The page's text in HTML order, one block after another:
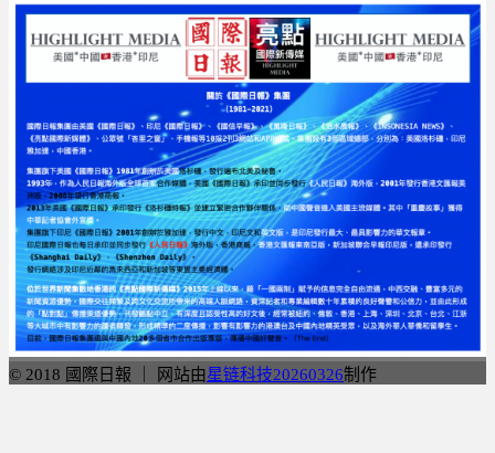
© 2018 國際日報 ｜ 网站由星链科技20260326制作